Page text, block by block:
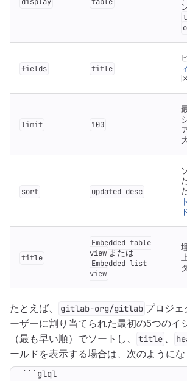
fields title
limit 100
sort updated desc
title
Embedded table
view または
Embedded list
view
たとえば、 gitlab-org/gitlab プロジェ
ーザーに割り当てられた最初の5つのイ
（最も早い順）でソートし、
title
ールドを表示する場合は、次のように
```glql